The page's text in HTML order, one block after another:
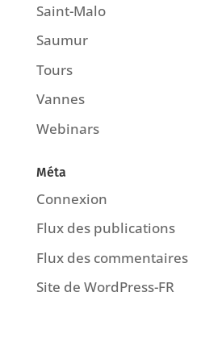
Saint-Malo
Saumur
Tours
Vannes
Webinars
Méta
Connexion
Flux des publications
Flux des commentaires
Site de WordPress-FR